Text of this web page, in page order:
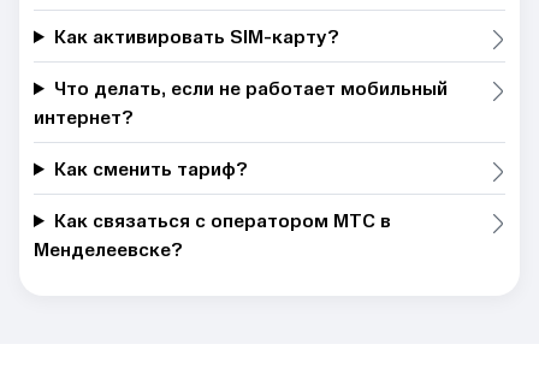
Как активировать SIM-карту?
Что делать, если не работает мобильный
интернет?
Как сменить тариф?
Как связаться с оператором МТС в
Менделеевске?